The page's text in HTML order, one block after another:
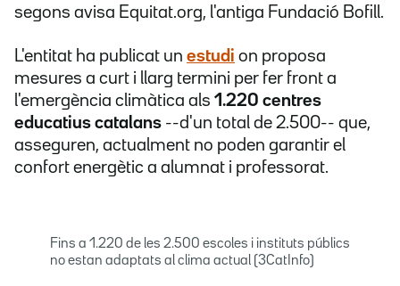
segons avisa Equitat.org, l'antiga Fundació Bofill.
L'entitat ha publicat un estudi on proposa
mesures a curt i llarg termini per fer front a
l'emergència climàtica als 1.220 centres
educatius catalans --d'un total de 2.500-- que,
asseguren, actualment no poden garantir el
confort energètic a alumnat i professorat.
Fins a 1.220 de les 2.500 escoles i instituts públics
no estan adaptats al clima actual (3CatInfo)